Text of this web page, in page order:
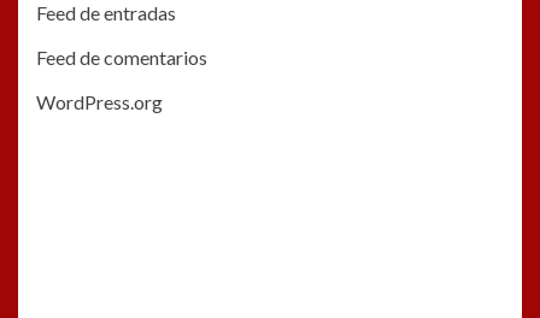
Feed de entradas
Feed de comentarios
WordPress.org